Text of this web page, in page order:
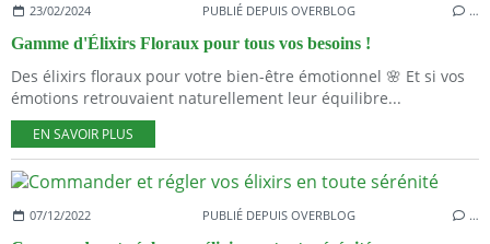
23/02/2024 PUBLIÉ DEPUIS OVERBLOG …
Gamme d'Élixirs Floraux pour tous vos besoins !
Des élixirs floraux pour votre bien-être émotionnel 🌸 Et si vos
émotions retrouvaient naturellement leur équilibre...
EN SAVOIR PLUS
07/12/2022 PUBLIÉ DEPUIS OVERBLOG …